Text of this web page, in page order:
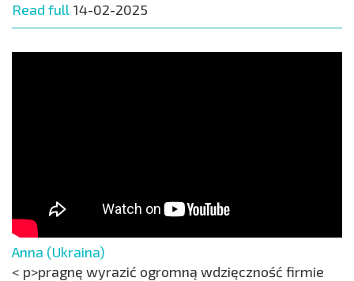
Read full 14-02-2025
Anna (Ukraina)
< p>pragnę wyrazić ogromną wdzięczność firmie